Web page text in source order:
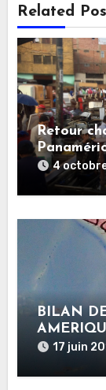
Related
Retour
4
BILAN
17 juin